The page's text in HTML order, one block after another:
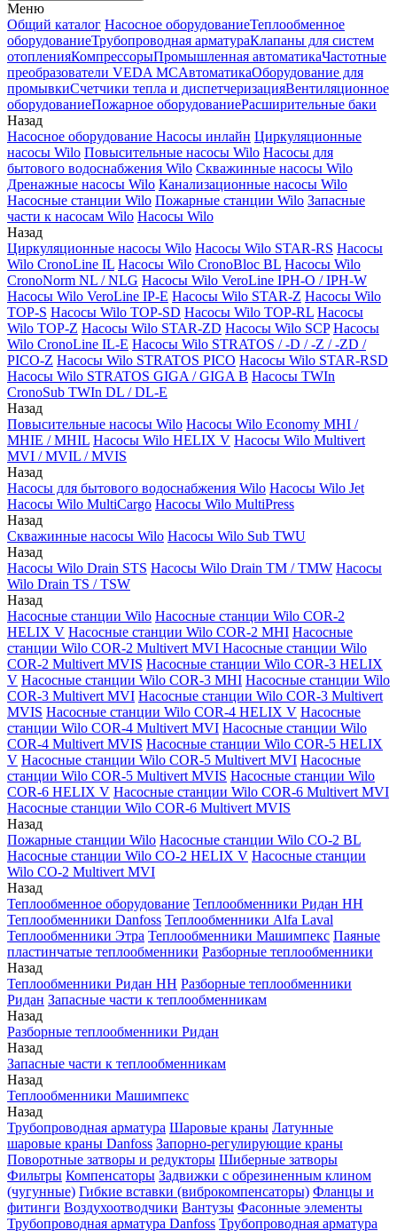
Меню
Общий каталог Насосное оборудованиеТеплообменное
оборудованиеТрубопроводная арматураКлапаны для систем
отопленияКомпрессорыПромышленная автоматикаЧастотные
преобразователи VEDA MCАвтоматикаОборудование для
промывкиСчетчики тепла и диспетчеризацияВентиляционное
оборудованиеПожарное оборудованиеРасширительные баки
Назад
Насосное оборудование Насосы инлайн Циркуляционные
насосы Wilo Повысительные насосы Wilo Насосы для
бытового водоснабжения Wilo Скважинные насосы Wilo
Дренажные насосы Wilo Канализационные насосы Wilo
Насосные станции Wilo Пожарные станции Wilo Запасные
части к насосам Wilo Насосы Wilo
Назад
Циркуляционные насосы Wilo Насосы Wilo STAR-RS Насосы
Wilo CronoLine IL Насосы Wilo CronoBloc BL Насосы Wilo
CronoNorm NL / NLG Насосы Wilo VeroLine IPH-O / IPH-W
Насосы Wilo VeroLine IP-E Насосы Wilo STAR-Z Насосы Wilo
TOP-S Насосы Wilo TOP-SD Насосы Wilo TOP-RL Насосы
Wilo TOP-Z Насосы Wilo STAR-ZD Насосы Wilo SCP Насосы
Wilo CronoLine IL-E Насосы Wilo STRATOS / -D / -Z / -ZD /
PICO-Z Насосы Wilo STRATOS PICO Насосы Wilo STAR-RSD
Насосы Wilo STRATOS GIGA / GIGA B Насосы TWIn
CronoSub TWIn DL / DL-E
Назад
Повысительные насосы Wilo Насосы Wilo Economy MHI /
MHIE / MHIL Насосы Wilo HELIX V Насосы Wilo Multivert
MVI / MVIL / MVIS
Назад
Насосы для бытового водоснабжения Wilo Насосы Wilo Jet
Насосы Wilo MultiCargo Насосы Wilo MultiPress
Назад
Скважинные насосы Wilo Насосы Wilo Sub TWU
Назад
Насосы Wilo Drain STS Насосы Wilo Drain TM / TMW Насосы
Wilo Drain TS / TSW
Назад
Насосные станции Wilo Насосные станции Wilo COR-2
HELIX V Насосные станции Wilo COR-2 MHI Насосные
станции Wilo COR-2 Multivert MVI Насосные станции Wilo
COR-2 Multivert MVIS Насосные станции Wilo COR-3 HELIX
V Насосные станции Wilo COR-3 MHI Насосные станции Wilo
COR-3 Multivert MVI Насосные станции Wilo COR-3 Multivert
MVIS Насосные станции Wilo COR-4 HELIX V Насосные
станции Wilo COR-4 Multivert MVI Насосные станции Wilo
COR-4 Multivert MVIS Насосные станции Wilo COR-5 HELIX
V Насосные станции Wilo COR-5 Multivert MVI Насосные
станции Wilo COR-5 Multivert MVIS Насосные станции Wilo
COR-6 HELIX V Насосные станции Wilo COR-6 Multivert MVI
Насосные станции Wilo COR-6 Multivert MVIS
Назад
Пожарные станции Wilo Насосные станции Wilo CO-2 BL
Насосные станции Wilo CO-2 HELIX V Насосные станции
Wilo CO-2 Multivert MVI
Назад
Теплообменное оборудование Теплообменники Ридан НН
Теплообменники Danfoss Теплообменники Alfa Laval
Теплообменники Этра Теплообменники Машимпекс Паяные
пластинчатые теплообменники Разборные теплообменники
Назад
Теплообменники Ридан НН Разборные теплообменники
Ридан Запасные части к теплообменникам
Назад
Разборные теплообменники Ридан
Назад
Запасные части к теплообменникам
Назад
Теплообменники Машимпекс
Назад
Трубопроводная арматура Шаровые краны Латунные
шаровые краны Danfoss Запорно-регулирующие краны
Поворотные затворы и редукторы Шиберные затворы
Фильтры Компенсаторы Задвижки с обрезиненным клином
(чугунные) Гибкие вставки (виброкомпенсаторы) Фланцы и
фитинги Воздухоотводчики Вантузы Фасонные элементы
Трубопроводная арматура Danfoss Трубопроводная арматура